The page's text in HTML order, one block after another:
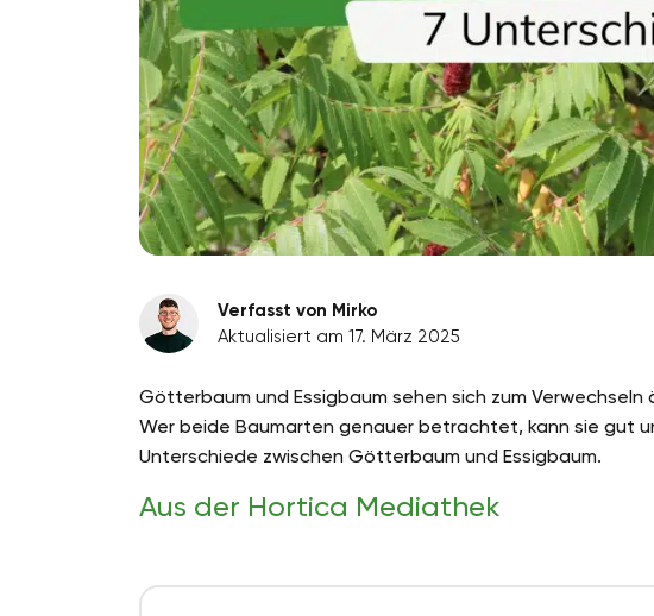
Verfasst von Mirko
Aktualisiert am 17. März 2025
Götterbaum und Essigbaum sehen sich zum Verwechseln
Wer beide Baumarten genauer betrachtet, kann sie gut
Unterschiede zwischen Götterbaum und Essigbaum.
Aus der Hortica Mediathek